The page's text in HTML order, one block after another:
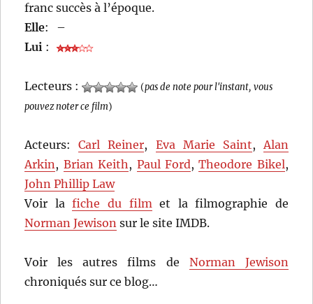
franc succès à l’époque.
Elle:
–
Lui :
Lecteurs : (pas de note pour l'instant, vous
pouvez noter ce film)
Acteurs:Carl Reiner, Eva Marie Saint,Alan
Arkin, Brian Keith, Paul Ford,Theodore Bikel,
John Phillip Law
Voir lafiche du filmet la filmographie de
Norman Jewison sur le site IMDB.
Voir les autres films de Norman Jewison
chroniqués sur ce blog…